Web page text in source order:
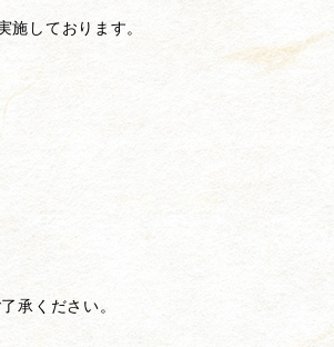
施しております。
承ください。